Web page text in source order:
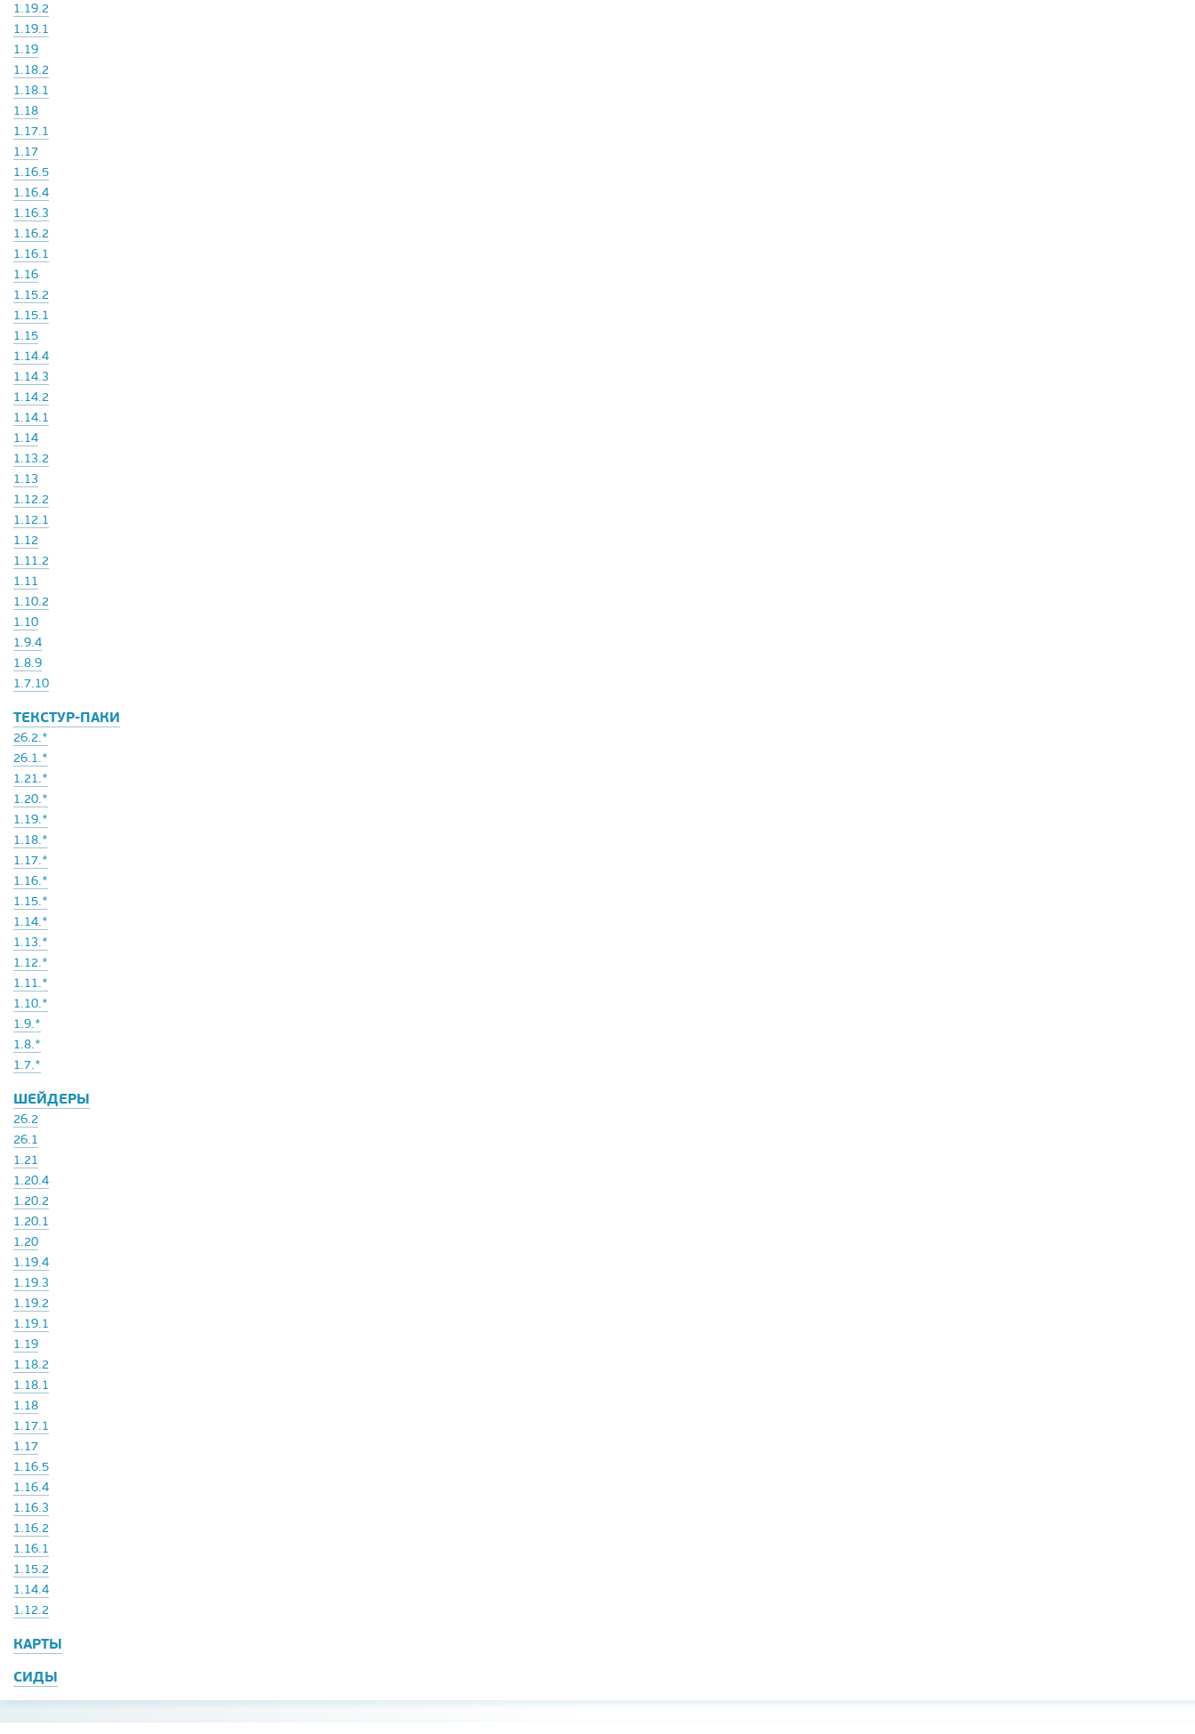
1.19.2
1.19.1
1.19
1.18.2
1.18.1
1.18
1.17.1
1.17
1.16.5
1.16.4
1.16.3
1.16.2
1.16.1
1.16
1.15.2
1.15.1
1.15
1.14.4
1.14.3
1.14.2
1.14.1
1.14
1.13.2
1.13
1.12.2
1.12.1
1.12
1.11.2
1.11
1.10.2
1.10
1.9.4
1.8.9
1.7.10
ТЕКСТУР-ПАКИ
26.2.*
26.1.*
1.21.*
1.20.*
1.19.*
1.18.*
1.17.*
1.16.*
1.15.*
1.14.*
1.13.*
1.12.*
1.11.*
1.10.*
1.9.*
1.8.*
1.7.*
ШЕЙДЕРЫ
26.2
26.1
1.21
1.20.4
1.20.2
1.20.1
1.20
1.19.4
1.19.3
1.19.2
1.19.1
1.19
1.18.2
1.18.1
1.18
1.17.1
1.17
1.16.5
1.16.4
1.16.3
1.16.2
1.16.1
1.15.2
1.14.4
1.12.2
КАРТЫ
СИДЫ